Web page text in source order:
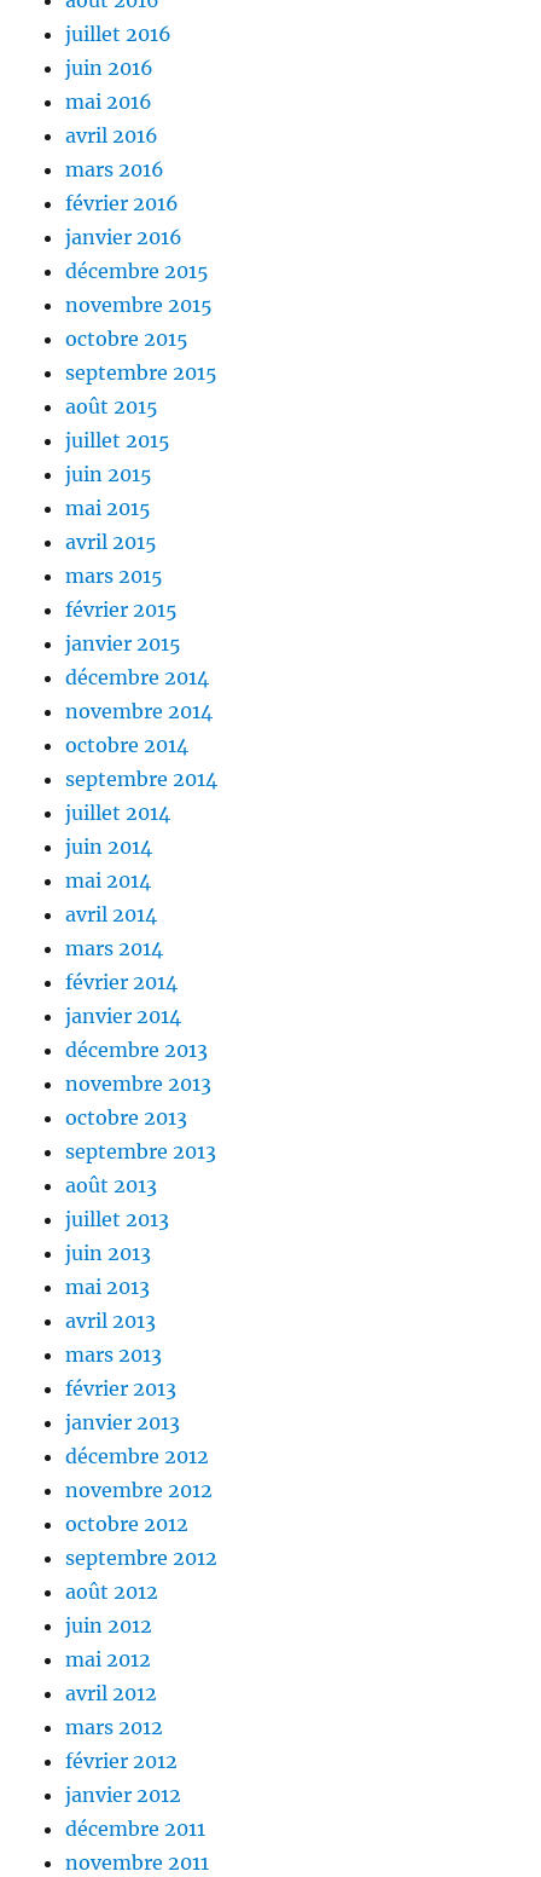
juillet 2016
juin 2016
mai 2016
avril 2016
mars 2016
février 2016
janvier 2016
décembre 2015
novembre 2015
octobre 2015
septembre 2015
août 2015
juillet 2015
juin 2015
mai 2015
avril 2015
mars 2015
février 2015
janvier 2015
décembre 2014
novembre 2014
octobre 2014
septembre 2014
juillet 2014
juin 2014
mai 2014
avril 2014
mars 2014
février 2014
janvier 2014
décembre 2013
novembre 2013
octobre 2013
septembre 2013
août 2013
juillet 2013
juin 2013
mai 2013
avril 2013
mars 2013
février 2013
janvier 2013
décembre 2012
novembre 2012
octobre 2012
septembre 2012
août 2012
juin 2012
mai 2012
avril 2012
mars 2012
février 2012
janvier 2012
décembre 2011
novembre 2011